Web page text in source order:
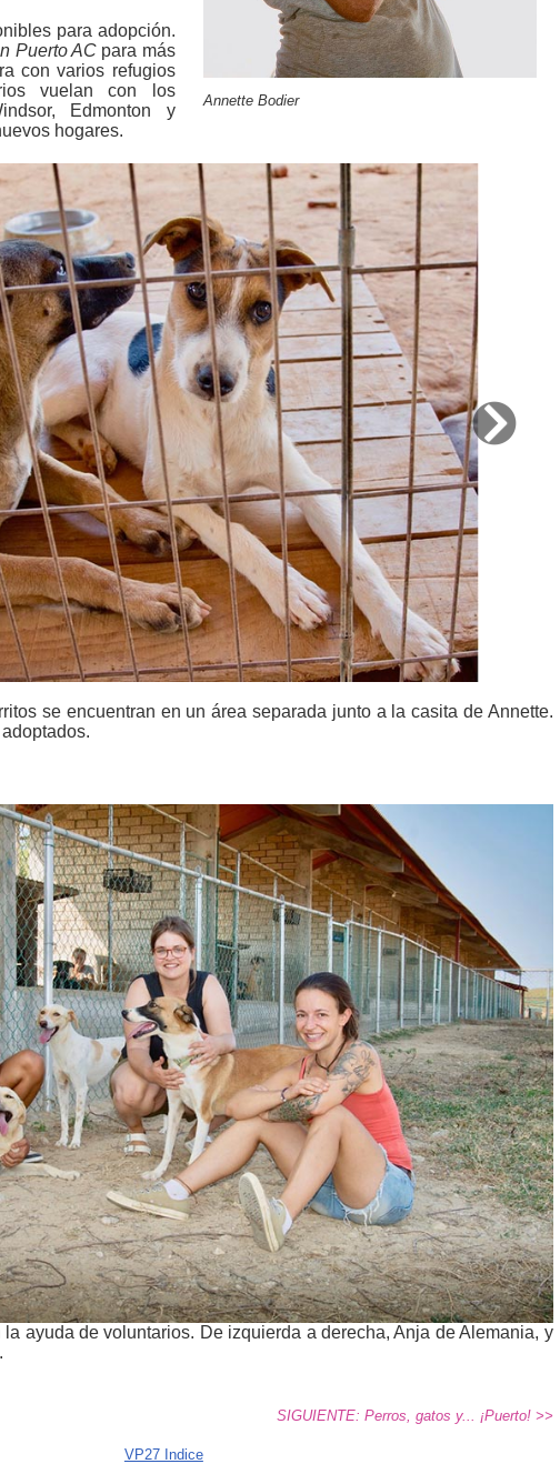
Annette Bodier
para adopción.
Puerto AC para más
con varios refugios
vuelan con los
Edmonton y
hogares.
Next
se encuentran en un área separada junto a la casita de Annette.
ayuda de voluntarios. De izquierda a derecha, Anja de Alemania, y
SIGUIENTE: Perros, gatos y... ¡Puerto! >>
VP27 Indice